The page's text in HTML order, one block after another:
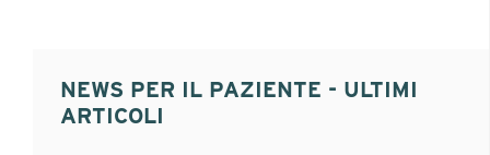
NEWS PER IL PAZIENTE - ULTIMI
ARTICOLI